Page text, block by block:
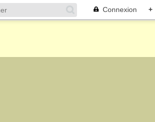
Connexion +